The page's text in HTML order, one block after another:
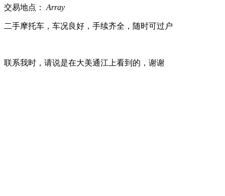
交易地点： Array
二手摩托车，车况良好，手续齐全，随时可过户
联系我时，请说是在大美通江上看到的，谢谢